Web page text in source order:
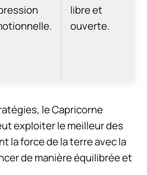
libre et
ouverte.
le Capricorne
exploiter le meilleur des
la force de la terre avec la
de manière équilibrée et